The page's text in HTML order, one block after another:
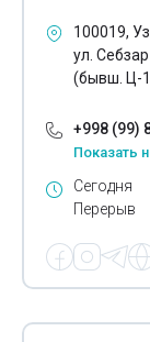
100019,
ул.
(бывш. Ц-
+998 (99)
Показать
Сегодня
Перерыв